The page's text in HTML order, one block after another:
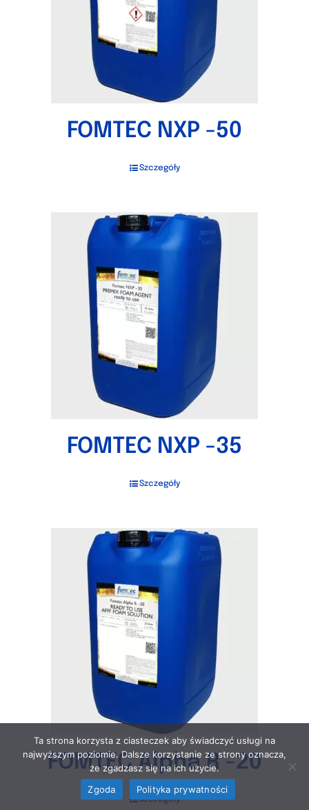
FOMTEC NXP -50
Szczegóły
FOMTEC NXP -35
Szczegóły
FOMTEC Alpha R -20
Szczegóły
Ta strona korzysta z ciasteczek aby świadczyć usługi na
najwyższym poziomie. Dalsze korzystanie ze strony oznacza,
że zgadzasz się na ich użycie.
Zgoda
Polityka prywatności